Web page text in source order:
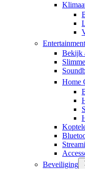
Entertainment
Bekijk
Home
Beveiliging